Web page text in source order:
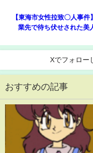
【東海市女性拉致〇人事
業先で待ち伏せされた美
Xでフォロー
おすすめの記事